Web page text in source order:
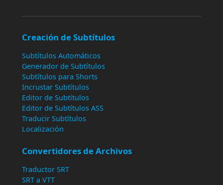
Creación de Subtítulos
Subtítulos Automáticos
Generador de Subtítulos
Subtítulos para Shorts
Incrustar Subtítulos
Editor de Subtítulos
Editor de Subtítulos ASS
Traducir Subtítulos
Localización
Convertidores de Archivos
Traductor SRT
SRT a VTT